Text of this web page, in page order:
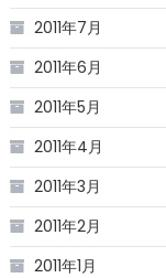
2011年7月
2011年6月
2011年5月
2011年4月
2011年3月
2011年2月
2011年1月